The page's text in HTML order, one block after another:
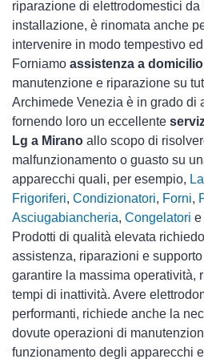
riparazione di elettrodomestici
installazione, è rinomata anche
intervenire in modo tempestivo
Forniamo assistenza a
manutenzione e riparazione su
Archimede Venezia è in grado di
fornendo loro un eccellente
Lg a Mirano allo scopo di
malfunzionamento o guasto su
apparecchi quali, per esempio,
Frigoriferi, Condizionatori, Forni,
Asciugabiancheria, Congelatori e
Prodotti di qualità elevata
assistenza, riparazioni e
garantire la massima operatività,
tempi di inattività. Avere
performanti, richiede anche la
dovute operazioni di
funzionamento degli apparecchi